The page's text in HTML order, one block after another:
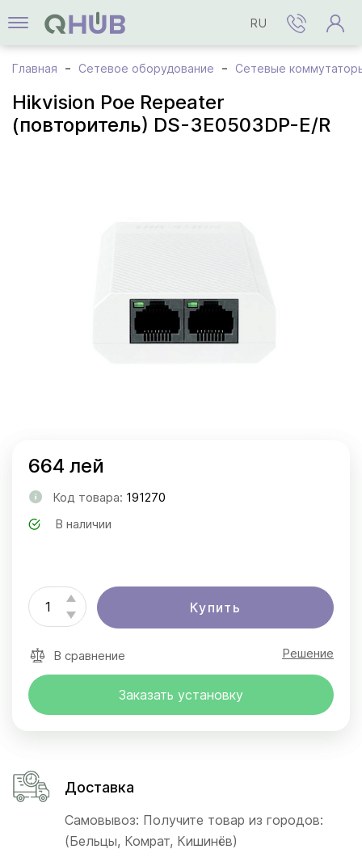
RU
Главная Сетевое оборудование Сетевые
Hikvision Poe Repeater
(повторитель) DS-3E0503DP-E/R
664 лей
Код товара: 191270
В наличии
Купить
В сравнение Решение
Заказать установку
Доставка
Самовывоз: Получите товар из городов:
(Бельцы, Комрат, Кишинёв)